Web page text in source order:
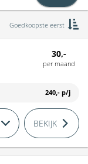
Goedkoopste eerst
30,-
per maand
240,- p/j
BEKIJK